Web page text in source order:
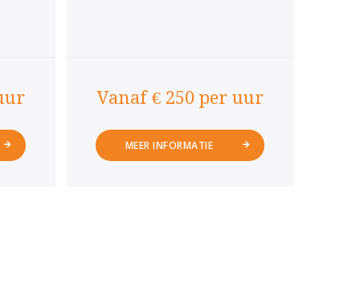
Vanaf € 250 per uur
MEER INFORMATIE